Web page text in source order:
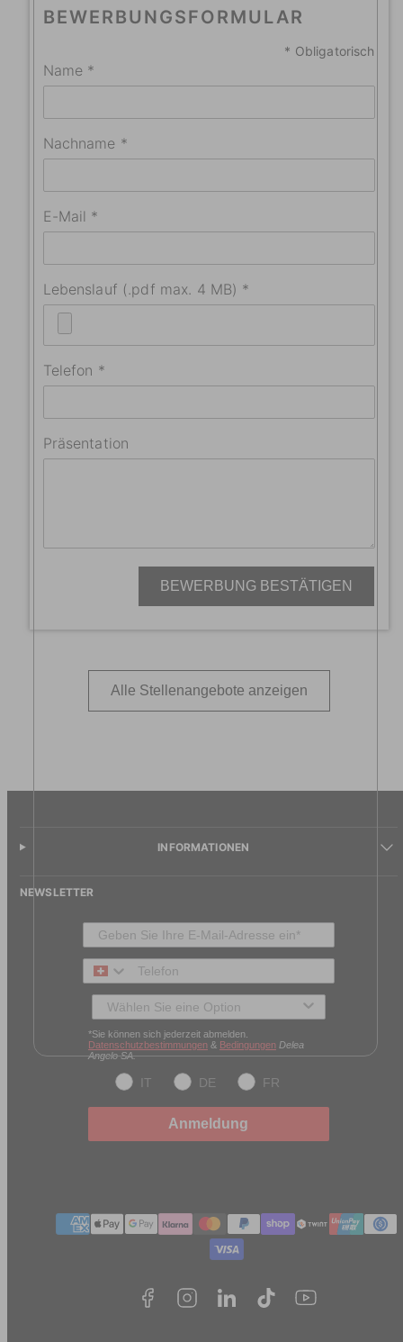
BEWERBUNGSFORMULAR
* Obligatorisch
Name *
Nachname *
E-Mail *
Lebenslauf (.pdf max. 4 MB) *
Telefon *
Präsentation
BEWERBUNG BESTÄTIGEN
Alle Stellenangebote anzeigen
INFORMATIONEN
NEWSLETTER
Telefon
Typ des Kunden
*Sie können sich jederzeit abmelden.
Datenschutzbestimmungen& Bedingungen Delea
Angelo SA.
IT DE FR
Anmeldung
Zahlungmethoden